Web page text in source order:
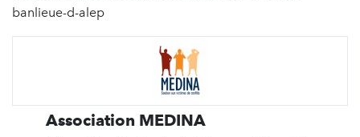
banlieue-d-alep
Association MEDINA